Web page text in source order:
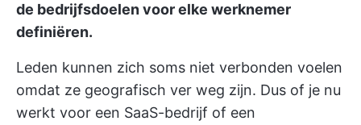
de bedrijfsdoelen voor elke werknemer
definiëren.
Leden kunnen zich soms niet verbonden voelen
omdat ze geografisch ver weg zijn. Dus of je nu
werkt voor een SaaS-bedrijf of een